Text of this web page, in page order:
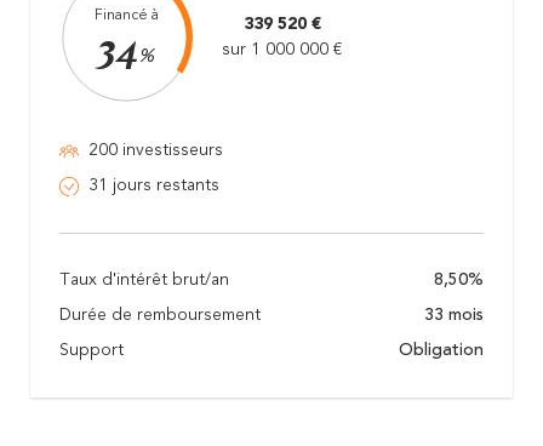
Financé à
34%
339 520 €
sur 1 000 000 €
200 investisseurs
31 jours restants
Taux d'intérêt brut/an 8,50%
Durée de remboursement 33 mois
Support Obligation